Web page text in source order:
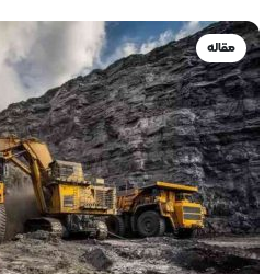
مقاله